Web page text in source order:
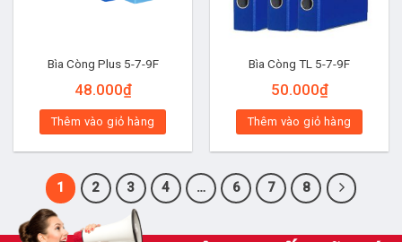
Bìa Còng Plus 5-7-9F
48.000₫
Thêm vào giỏ hàng
Bìa Còng TL 5-7-9F
50.000₫
Thêm vào giỏ hàng
1 2 3 4 … 6 7 8